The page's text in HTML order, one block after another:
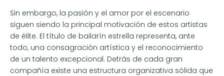
Sin embargo, la pasión y el amor por el escenario
siguen siendo la principal motivación de estos artistas
de élite. El título de bailarín estrella representa, ante
todo, una consagración artística y el reconocimiento
de un talento excepcional. Detrás de cada gran
compañía existe una estructura organizativa sólida que